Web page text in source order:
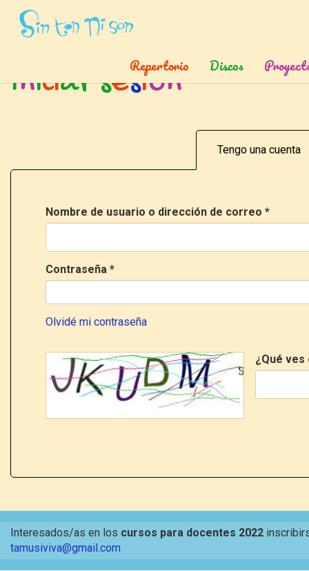
Repertorio Discos
Inicio » Ingresar
Iniciarsesión
Tengo una cuenta
Nombre de usuario o dirección de correo *
Contraseña *
Olvidé mi contraseña
¿Qué
Interesados/as en los cursos para docentes 2022
tamusiviva@gmail.com